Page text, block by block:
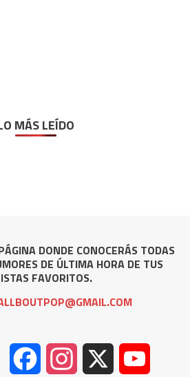
MÁS LEÍDO
DONDE CONOCERÁS TODAS
DE ÚLTIMA HORA DE TUS
FAVORITOS.
Facebook Instagram